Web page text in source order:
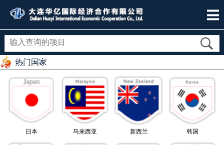
热门国家
日本 马来西亚 新西兰 韩国